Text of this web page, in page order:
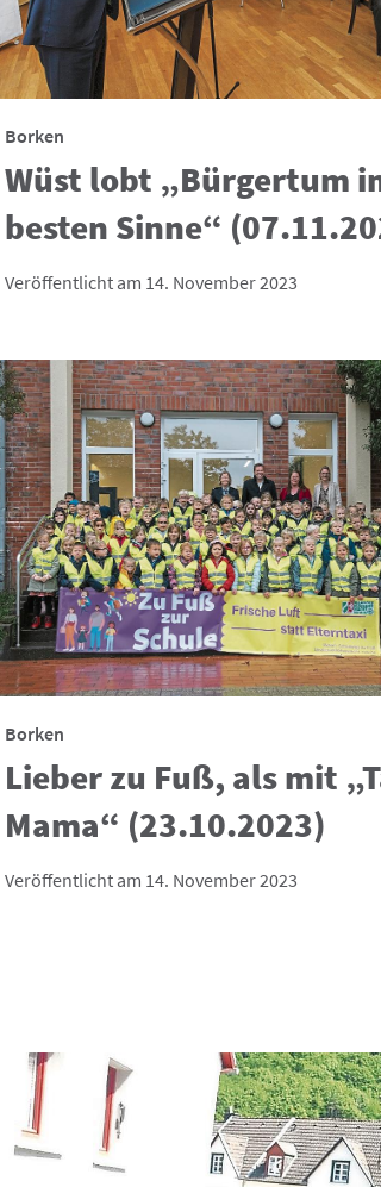
Borken
Wüst lobt „Bürgertum
besten Sinne“
Veröffentlicht am 14. November 2023
Borken
Lieber zu Fuß, als mit
Mama“ (23.10.2023)
Veröffentlicht am 14. November 2023